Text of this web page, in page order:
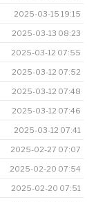
2025-03-15 19:15
2025-03-13 08:23
2025-03-12 07:55
2025-03-12 07:52
2025-03-12 07:48
2025-03-12 07:46
2025-03-12 07:41
2025-02-27 07:07
2025-02-20 07:54
2025-02-20 07:51